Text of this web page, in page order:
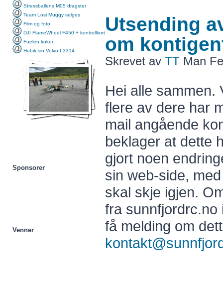
Stressballens M05 dragster
Team Losi Muggy selges
Film og foto
DJI FlameWheel F450 + kontrollkort
Fuelen koker
Hubik sin Volvo L3314
Sponsorer
Venner
Utsending
om
Skrevet av TT Man
Hei alle sammen.
flere av dere har
mail angående
beklager at dette
gjort noen
sin web-side,
skal skje igjen.
fra
få melding om